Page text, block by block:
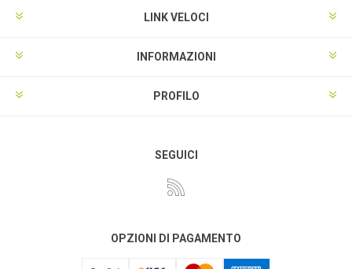
LINK VELOCI
INFORMAZIONI
PROFILO
SEGUICI
OPZIONI DI PAGAMENTO